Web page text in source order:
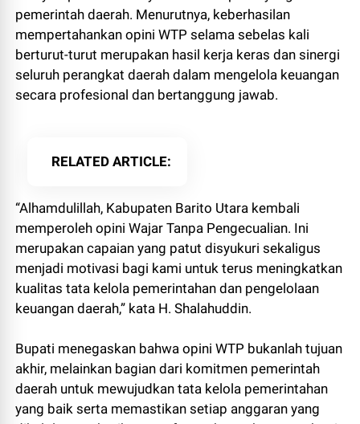
pemerintah daerah. Menurutnya, keberhasilan
mempertahankan opini WTP selama sebelas kali
berturut-turut merupakan hasil kerja keras dan sinergi
seluruh perangkat daerah dalam mengelola keuangan
secara profesional dan bertanggung jawab.
RELATED ARTICLE
“Alhamdulillah, Kabupaten Barito Utara kembali
memperoleh opini Wajar Tanpa Pengecualian. Ini
merupakan capaian yang patut disyukuri sekaligus
menjadi motivasi bagi kami untuk terus meningkatkan
kualitas tata kelola pemerintahan dan pengelolaan
keuangan daerah,” kata H. Shalahuddin.
Bupati menegaskan bahwa opini WTP bukanlah tujuan
akhir, melainkan bagian dari komitmen pemerintah
daerah untuk mewujudkan tata kelola pemerintahan
yang baik serta memastikan setiap anggaran yang